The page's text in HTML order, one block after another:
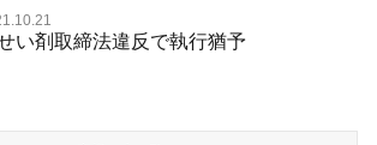
い剤取締法違反で執行猶予